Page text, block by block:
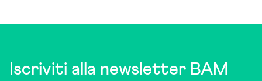
Iscriviti alla newsletter BAM